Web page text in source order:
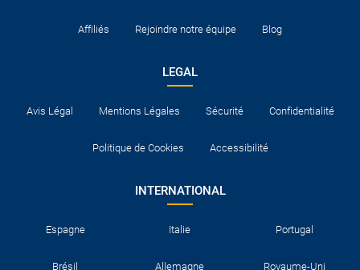
Affiliés Rejoindre notre équipe Blog
LEGAL
Avis Légal Mentions Légales Sécurité Confidentialité
Politique de Cookies Accessibilité
INTERNATIONAL
Espagne Italie Portugal
Brésil Allemagne Royaume-Uni